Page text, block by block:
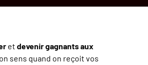
et devenir gagnants aux
sens quand on reçoit vos